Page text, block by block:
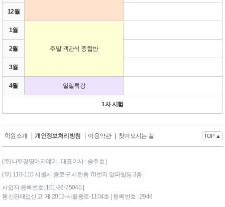
12월
1월
주말 객관식 종합반
2월
3월
4월 일일특강
1차 시험
학원소개 | 개인정보처리방침 | 이용약관 | 찾아오시는 길 TOP ▲
(주)나무경영아카데미 | 대표이사 : 송주호 |
(우) 110-110 서울시 종로구 서린동 70번지 알파빌딩 3층
사업자 등록번호: 101-86-75040 |
통신판매업신고: 제 2012-서울종로-1104호 | 등록번호 : 2948